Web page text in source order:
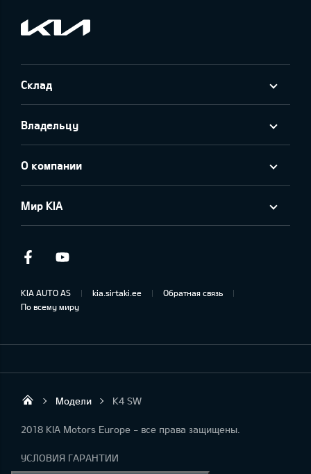
Склад
Владельцу
О компании
Мир KIA
Facebook
KIA AUTO AS kia.sirtaki.ee
Обратная связь
По всему миру
Sirtaki OÜ
Модели K4 SW
2018 KIA Motors Europe - все права защищены.
УСЛОВИЯ ГАРАНТИИ